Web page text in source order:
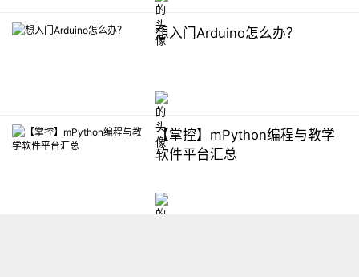
想入门Arduino怎么办？
【掌控】mPython编程与教学
软件平台汇总